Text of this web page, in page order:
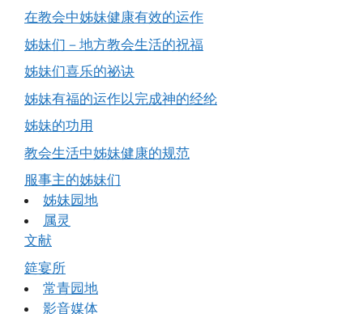
在教会中姊妹健康有效的运作
姊妹们－地方教会生活的祝福
姊妹们喜乐的祕诀
姊妹有福的运作以完成神的经纶
姊妹的功用
教会生活中姊妹健康的规范
服事主的姊妹们
姊妹园地
属灵
文献
筵宴所
常青园地
影音媒体